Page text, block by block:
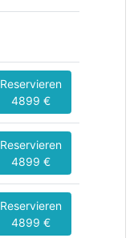
Reservieren
4899 €
Reservieren
4899 €
Reservieren
4899 €